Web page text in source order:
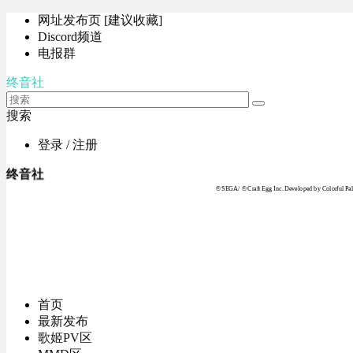
网址发布页 [建议收藏]
Discord频道
电报群
终音社
搜索
登录 / 注册
终音社
© SEGA / © Craft Egg Inc. Developed by Colorful
首页
最新发布
歌姬PV区